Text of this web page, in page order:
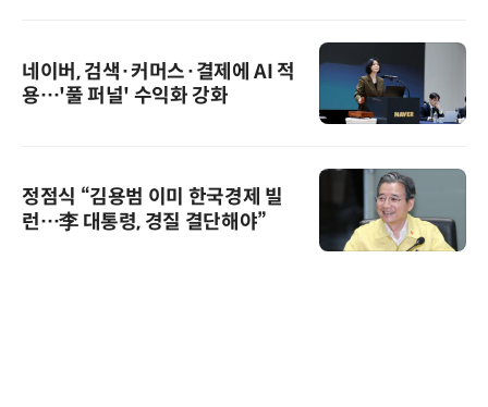
네이버, 검색·커머스·결제에 AI 적
용…'풀 퍼널' 수익화 강화
정점식 “김용범 이미 한국경제 빌
런…李 대통령, 경질 결단해야”